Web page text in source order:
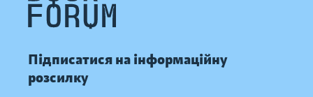
Підписатися на інформаційну
розсилку